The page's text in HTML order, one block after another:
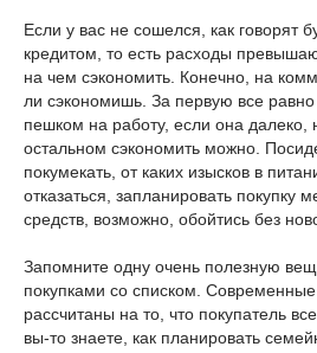
Если у вас не сошелся, как говорят
кредитом, то есть расходы
на чем сэкономить. Конечно, на
ли сэкономишь. За первую все равно
пешком на работу, если она
остальном сэкономить можно.
покумекать, от каких изысков в
отказаться, запланировать
средств, возможно, обойтись без
Запомните одну очень полезную
покупками со списком.
рассчитаны на то, что покупатель
вы-то знаете, как планировать